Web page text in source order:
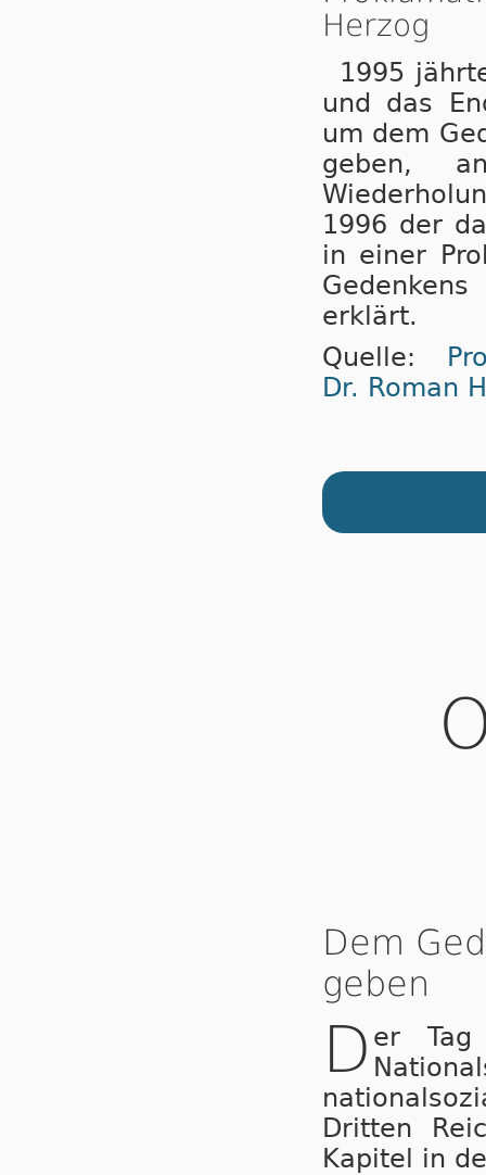
Herzog
1995
und das
um dem
geben,
1996 der
in einer
erklärt.
Quelle:
Dr. Roman
Dem
geben
D er Tag
Dritten
Kapitel in